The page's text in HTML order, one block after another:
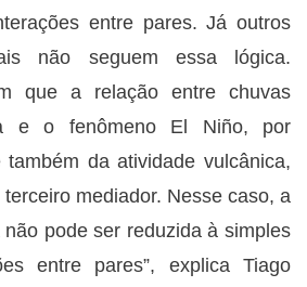
entre pares. Já outros
não seguem essa lógica.
que a relação entre chuvas
e o fenômeno El Niño, por
também da atividade vulcânica,
mediador. Nesse caso, a
pode ser reduzida à simples
entre pares”, explica Tiago